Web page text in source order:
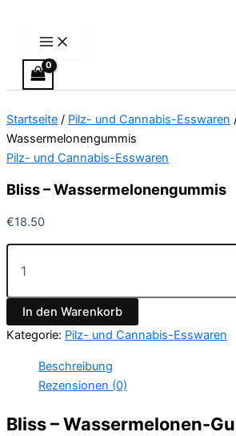
springen
Startseite / Pilz- und Cannabis-Esswaren
Wassermelonengummis
Pilz- und Cannabis-Esswaren
Bliss – Wassermelonengummis
€18.50
Wassermelonengummis
In den Warenkorb
Kategorie: Pilz- und Cannabis-Esswaren
Beschreibung
Rezensionen (0)
Bliss – Wassermelonen-